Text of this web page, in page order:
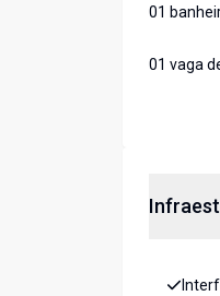
01
01 vaga